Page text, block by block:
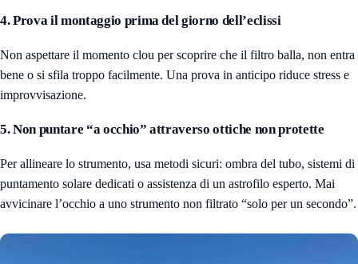
4. Prova il montaggio prima del giorno dell’eclissi
Non aspettare il momento clou per scoprire che il filtro balla, non entra
bene o si sfila troppo facilmente. Una prova in anticipo riduce stress e
improvvisazione.
5. Non puntare “a occhio” attraverso ottiche non protette
Per allineare lo strumento, usa metodi sicuri: ombra del tubo, sistemi di
puntamento solare dedicati o assistenza di un astrofilo esperto. Mai
avvicinare l’occhio a uno strumento non filtrato “solo per un secondo”.